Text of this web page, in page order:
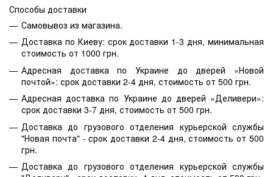
Способы доставки
Самовывоз из магазина.
Доставка по Киеву: срок доставки 1-3 дня, минимальная
стоимость от 1000 грн.
Адресная доставка по Украине до дверей «Новой
почтой»: срок доставки 2-4 дня, стоимость от 500 грн.
Адресная доставка по Украине до дверей «Деливери»:
срок доставки 3-7 дня, стоимость от 500 грн.
Доставка до грузового отделения курьерской службы
"Новая почта" - срок доставки 2-4 дня, стоимость от 500
грн.
Доставка до грузового отделения курьерской службы